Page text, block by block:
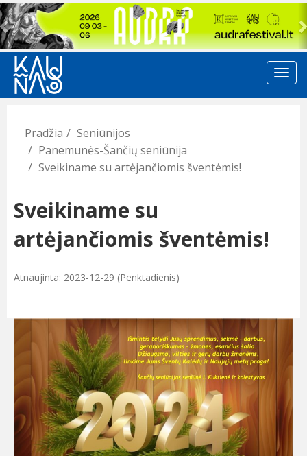
Previous
Pradžia
Seniūnijos
Panemunės-Šančių seniūnija
Sveikiname su artėjančiomis šventėmis!
Sveikiname su
artėjančiomis šventėmis!
Atnaujinta: 2023-12-29 (Penktadienis)